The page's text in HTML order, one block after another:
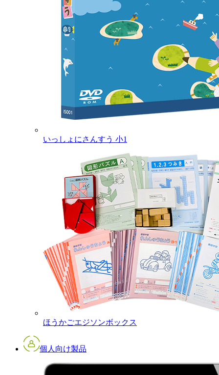
いっしょにさんすう 小1
ほうかごエジソンボックス
個人向け製品